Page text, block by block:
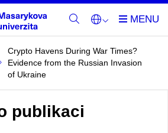
Crypto Havens During War Times?
Evidence from the Russian Invasion
of Ukraine
publikaci